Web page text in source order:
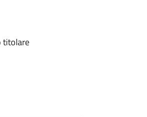
titolare